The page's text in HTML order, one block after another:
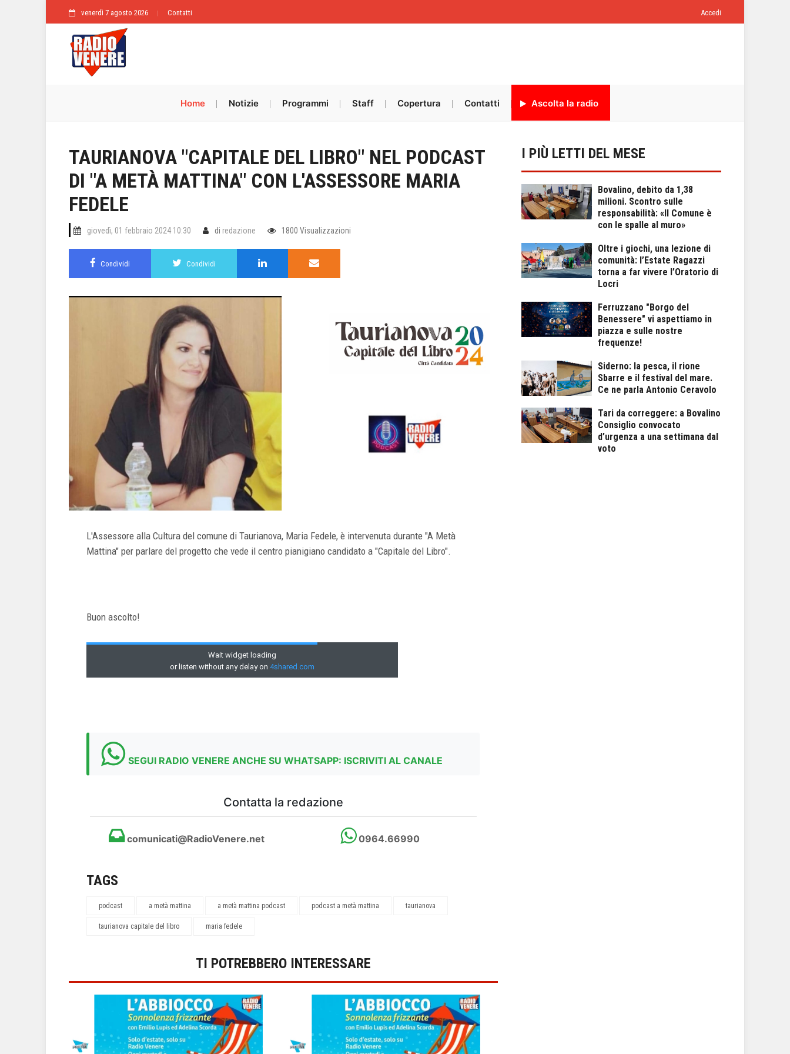
venerdì 7 agosto 2026 Contatti Accedi
Home Notizie Programmi Staff Copertura Contatti Ascolta la radio
TAURIANOVA "CAPITALE DEL LIBRO" NEL PODCAST
DI "A METÀ MATTINA" CON L'ASSESSORE MARIA
FEDELE
giovedì, 01 febbraio 2024 10:30 di redazione 1800 Visualizzazioni
Condividi Condividi
L'Assessore alla Cultura del comune di Taurianova, Maria Fedele, è intervenuta durante "A Metà
Mattina" per parlare del progetto che vede il centro pianigiano candidato a "Capitale del Libro".
Buon ascolto!
SEGUI RADIO VENERE ANCHE SU WHATSAPP: ISCRIVITI AL CANALE
Contatta la redazione
comunicati@RadioVenere.net 0964.66990
TAGS
podcast a metà mattina a metà mattina podcast podcast a metà mattina taurianova
taurianova capitale del libro maria fedele
TI POTREBBERO INTERESSARE
I PIÙ LETTI DEL MESE
Bovalino, debito da 1,38
milioni. Scontro sulle
responsabilità: «Il Comune è
con le spalle al muro»
Oltre i giochi, una lezione di
comunità: l’Estate Ragazzi
torna a far vivere l’Oratorio di
Locri
Ferruzzano "Borgo del
Benessere" vi aspettiamo in
piazza e sulle nostre
frequenze!
Siderno: la pesca, il rione
Sbarre e il festival del mare.
Ce ne parla Antonio Ceravolo
Tari da correggere: a Bovalino
Consiglio convocato
d’urgenza a una settimana dal
voto